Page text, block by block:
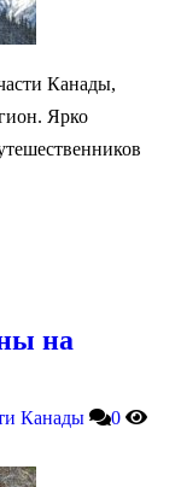
Канады,
Ярко
на
Канады
0